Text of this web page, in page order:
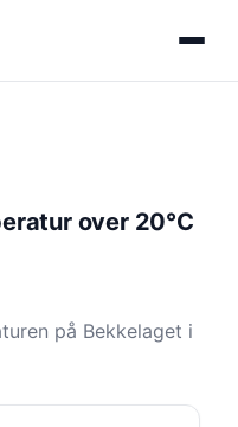
over 20°C
på Bekkelaget i